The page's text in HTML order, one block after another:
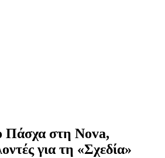
Πάσχα στη Nova,
για τη «Σχεδία»